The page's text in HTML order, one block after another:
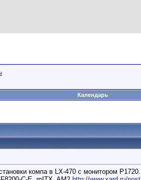
Календарь
компа в LX-470 с монитором Р1720.